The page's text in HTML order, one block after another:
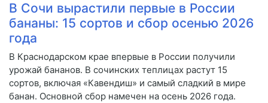
В Сочи вырастили первые в России
бананы: 15 сортов и сбор осенью 2026
года
В Краснодарском крае впервые в России получили
урожай бананов. В сочинских теплицах растут 15
сортов, включая «Кавендиш» и самый сладкий в мире
банан. Основной сбор намечен на осень 2026 года.